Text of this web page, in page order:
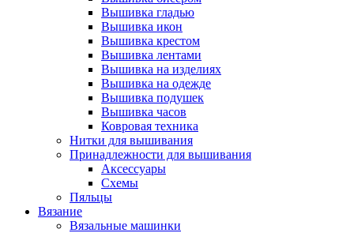
Вышивка гладью
Вышивка икон
Вышивка крестом
Вышивка лентами
Вышивка на изделиях
Вышивка на одежде
Вышивка подушек
Вышивка часов
Ковровая техника
Нитки для вышивания
Принадлежности для вышивания
Аксессуары
Схемы
Пяльцы
Вязание
Вязальные машинки